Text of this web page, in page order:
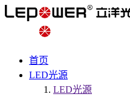
首页
LED光源
LED光源